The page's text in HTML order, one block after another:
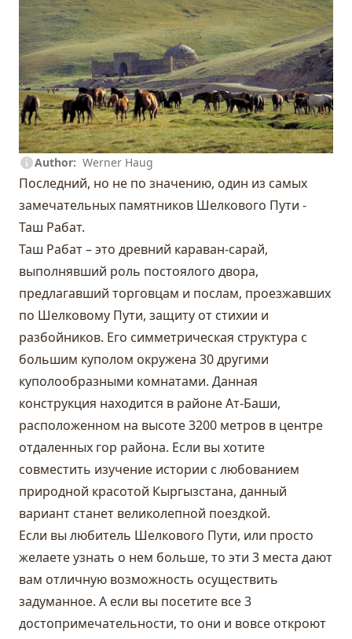
Author Werner Haug
Последний, но не по значению, один из самых
замечательных памятников Шелкового Пути -
Таш Рабат.
Таш Рабат – это древний караван-сарай,
выполнявший роль постоялого двора,
предлагавший торговцам и послам, проезжавших
по Шелковому Пути, защиту от стихии и
разбойников. Его симметрическая структура с
большим куполом окружена 30 другими
куполообразными комнатами. Данная
конструкция находится в районеАт-Баши,
расположенном на высоте 3200 метров в центре
отдаленных гор района. Если вы хотите
совместить изучение истории с любованием
природной красотой Кыргызстана, данный
вариант станет великолепной поездкой.
Если вы любитель Шелкового Пути, или просто
желаете узнать о нем больше, то эти 3 места дают
вам отличную возможность осуществить
задуманное. А если вы посетите все 3
достопримечательности, то они и вовсе откроют